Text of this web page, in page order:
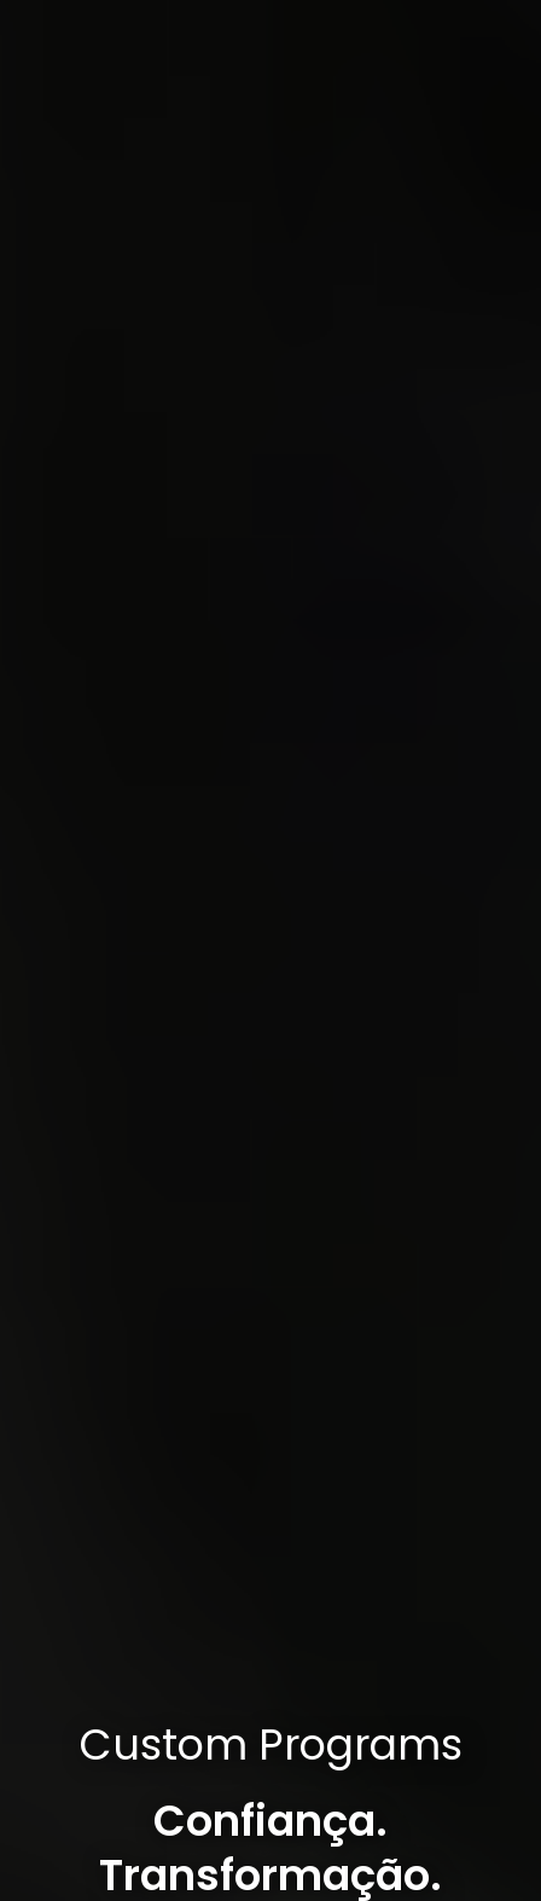
Custom Programs
Confiança.
Transformação.